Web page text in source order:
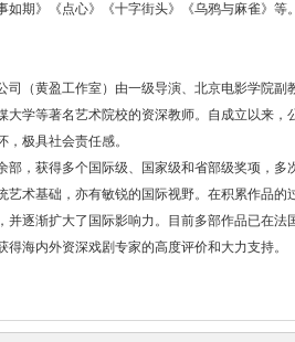
如期》《点心》《十字街头》《乌鸦与麻雀》等
（黄盈工作室）由一级导演、北京电影学院副
大学等著名艺术院校的资深教师。自成立以来
极具社会责任感。
，获得多个国际级、国家级和省部级奖项，多
艺术基础，亦有敏锐的国际视野。在积累作品
并逐渐扩大了国际影响力。目前多部作品已在
海内外资深戏剧专家的高度评价和大力支持。